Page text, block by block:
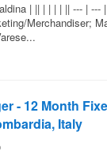
| || | | | | || --- | ---
Merchandiser;
- 12 Month
Italy